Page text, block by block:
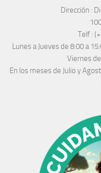
Dirección :
Telf :
Lunes a Jueves de 8:00 a
Viernes
En los meses de Julio y